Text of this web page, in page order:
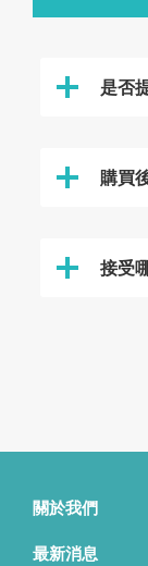
是否
購買
接受
關於我們
最新消息